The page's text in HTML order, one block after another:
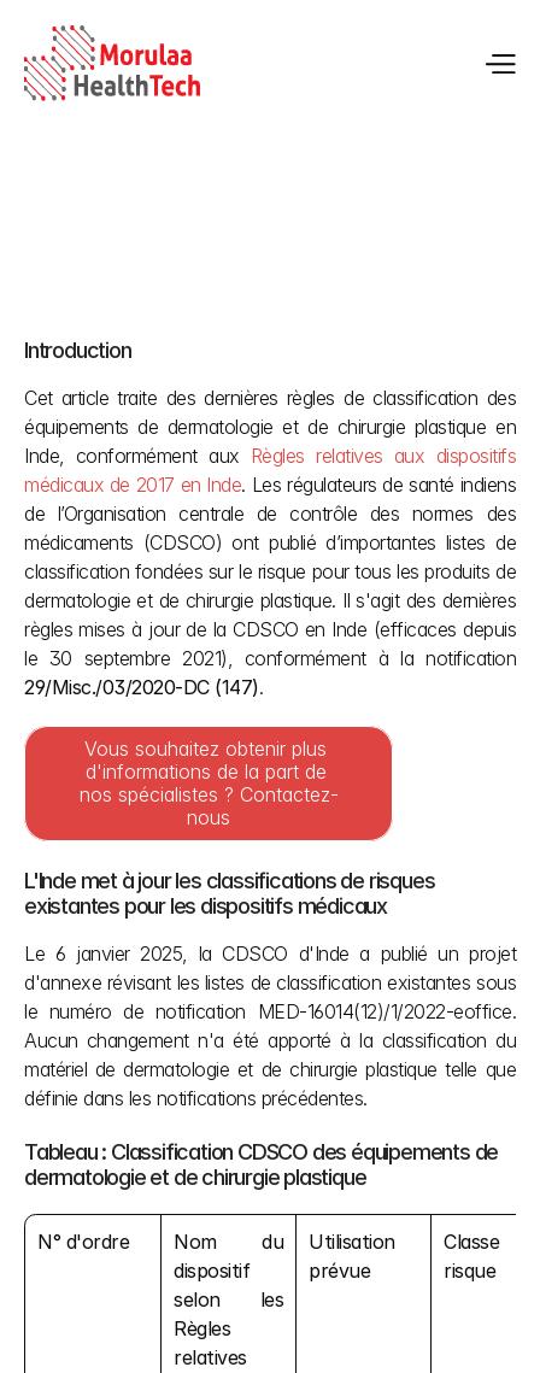
Introduction
Cet article traite des dernières règles de classification des
équipements de dermatologie et de chirurgie plastique en
Inde, conformément aux Règles relatives aux dispositifs
médicaux de 2017 en Inde. Les régulateurs de santé indiens
de l’Organisation centrale de contrôle des normes des
médicaments (CDSCO) ont publié d’importantes listes de
classification fondées sur le risque pour tous les produits de
dermatologie et de chirurgie plastique. Il s'agit des dernières
règles mises à jour de la CDSCO en Inde (efficaces depuis
29/Misc./03/2020-DC (147).
Vous souhaitez obtenir plus
d'informations de la part de
nos spécialistes ? Contactez-
nous
L'Inde met à jour les classifications de risques
existantes pour les dispositifs médicaux
Le 6 janvier 2025, la CDSCO d'Inde a publié un projet
d'annexe révisant les listes de classification existantes sous
le numéro de notification MED-16014(12)/1/2022-eoffice.
Aucun changement n'a été apporté à la classification du
matériel de dermatologie et de chirurgie plastique telle que
définie dans les notifications précédentes.
Tableau : Classification CDSCO des équipements de
dermatologie et de chirurgie plastique
N° d'ordre
Nom du
dispositif
selon les
Règles
relatives
Utilisation
prévue
Classe
risque